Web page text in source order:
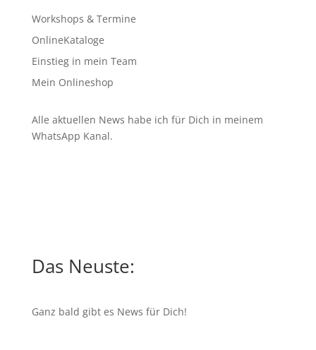
Workshops & Termine
OnlineKataloge
Einstieg in mein Team
Mein Onlineshop
Alle aktuellen News habe ich für Dich in meinem
WhatsApp Kanal.
Das Neuste:
Ganz bald gibt es News für Dich!